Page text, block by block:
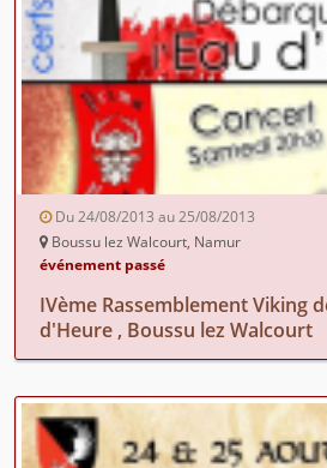
Du 24/08/2013 au 25/08/2013
Boussu lez Walcourt, Namur
événement passé
IVème Rassemblement Viking
d'Heure , Boussu lez Walcourt